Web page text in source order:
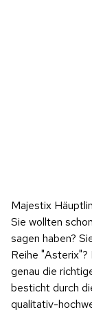
Majestix
Sie wollten
sagen haben?
Reihe
genau die
besticht durch
qualitativ-